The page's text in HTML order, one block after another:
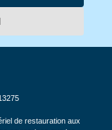
de restauration aux